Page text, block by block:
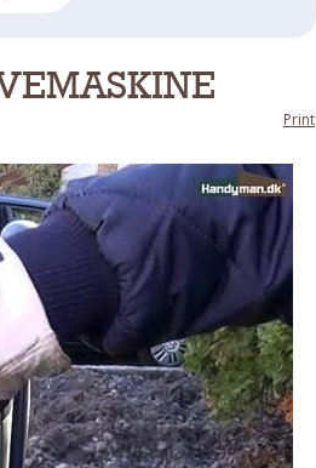
Print